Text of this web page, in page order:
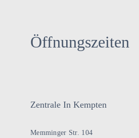
Öffnungszeiten
Zentrale In Kempten
Memminger Str. 104